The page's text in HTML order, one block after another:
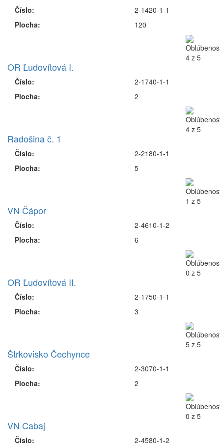
Číslo:
Plocha:
2-1420-1-1
120
OR Ľudovítová I.
Číslo:
Plocha:
2-1740-1-1
2
Radošina č. 1
Číslo:
Plocha:
2-2180-1-1
5
VN Čápor
Číslo:
Plocha:
2-4610-1-2
6
OR Ľudovítová II.
Číslo:
Plocha:
2-1750-1-1
3
Štrkovisko Čechynce
Číslo:
Plocha:
2-3070-1-1
2
VN Cabaj
Číslo:
2-4580-1-2